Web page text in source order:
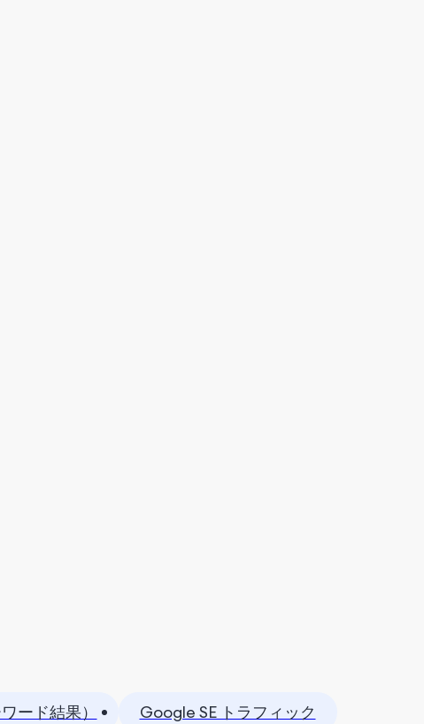
ード結果） Google SE トラフィック